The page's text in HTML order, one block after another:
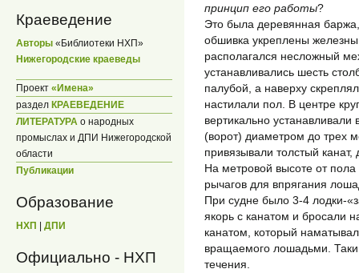
Краеведение
Авторы «Библиотеки НХП»
Нижегородские краеведы
Проект «Имена»
раздел КРАЕВЕДЕНИЕ
ЛИТЕРАТУРА о народных
промыслах и ДПИ Нижегородской
области
Публикации
Образование
НХП ДПИ
Официально - НХП
принцип его работы?
Это была деревянная
обшивка укреплены
располагался несложный
устанавливались шесть
палубой, а наверху
настилали пол. В центре
вертикально
(ворот) диаметром до трех
привязывали толстый канат,
На метровой высоте от
рычагов для впрягания
При судне было 3-4 лодки-
якорь с канатом и бросали
канатом, который
вращаемого лошадьми.
течения.